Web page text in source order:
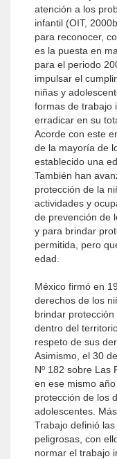
atención a los
infantil (OIT,
para reconocer,
es la puesta en
para el periodo
impulsar el
niñas y
formas de trabajo
erradicar en su
Acorde con este
de la mayoría de
establecido una
También han
protección de la
actividades y
de prevención de
y para brindar
permitida, pero
edad.
México firmó en
derechos de los
brindar
dentro del
respeto de sus
Asimismo, el 30
Nº 182 sobre Las
en ese mismo
protección de los
adolescentes.
Trabajo definió
peligrosas, con
normar el trabajo